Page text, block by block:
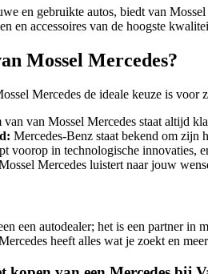
en gebruikte autos, biedt van
en accessoires van de hoogste
Mossel Mercedes?
Mercedes de ideale keuze is
van van Mossel Mercedes staat altijd
Mercedes-Benz staat bekend om zijn
voorop in technologische innovaties,
Mercedes luistert naar jouw
een autodealer; het is een partner
heeft alles wat je zoekt en